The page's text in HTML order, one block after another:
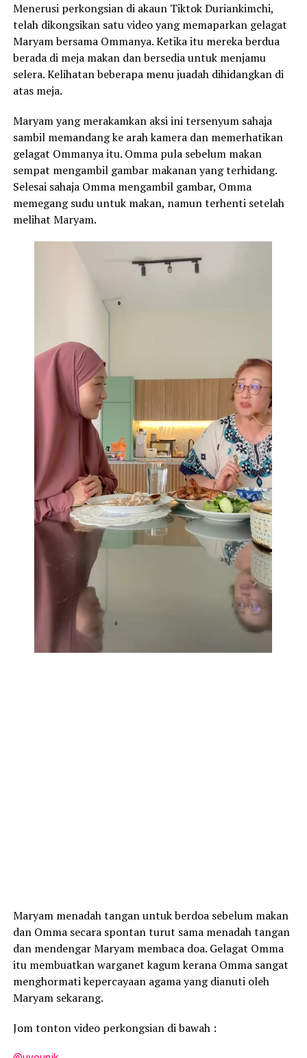
Menerusi perkongsian di akaun Tiktok Duriankimchi,
telah dikongsikan satu video yang memaparkan gelagat
Maryam bersama Ommanya. Ketika itu mereka berdua
berada di meja makan dan bersedia untuk menjamu
selera. Kelihatan beberapa menu juadah dihidangkan di
atas meja.
Maryam yang merakamkan aksi ini tersenyum sahaja
sambil memandang ke arah kamera dan memerhatikan
gelagat Ommanya itu. Omma pula sebelum makan
sempat mengambil gambar makanan yang terhidang.
Selesai sahaja Omma mengambil gambar, Omma
memegang sudu untuk makan, namun terhenti setelah
melihat Maryam.
Maryam menadah tangan untuk berdoa sebelum makan
dan Omma secara spontan turut sama menadah tangan
dan mendengar Maryam membaca doa. Gelagat Omma
itu membuatkan warganet kagum kerana Omma sangat
menghormati kepercayaan agama yang dianuti oleh
Maryam sekarang.
Jom tonton video perkongsian di bawah :